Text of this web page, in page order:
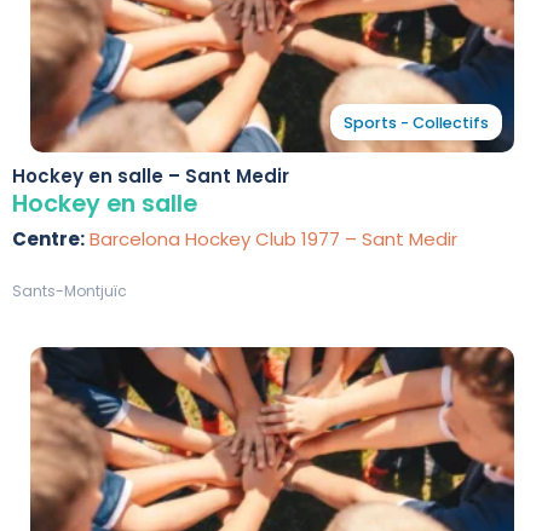
Sports - Collectifs
Hockey en salle – Sant Medir
Hockey en salle
Centre:Barcelona Hockey Club 1977 – Sant Medir
Sants-Montjuïc